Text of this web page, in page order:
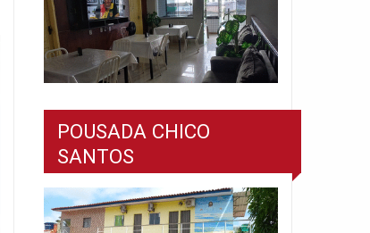
POUSADA CHICO
SANTOS